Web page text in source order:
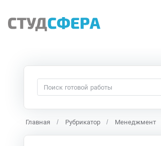
Главная Рубрикатор Менеджмент